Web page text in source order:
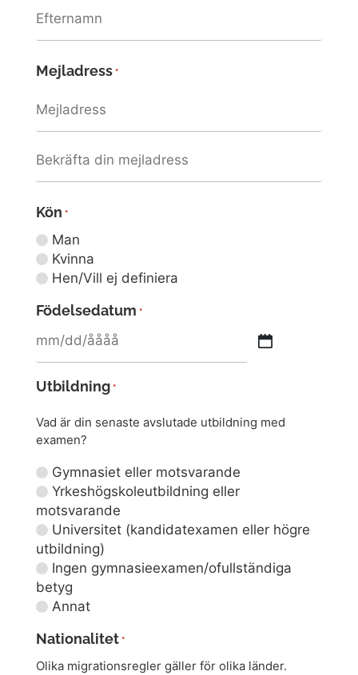
Mejladress *
Kön *
Man
Kvinna
Hen/Vill ej definiera
Födelsedatum *
Utbildning *
Vad är din senaste avslutade utbildning med
examen?
Gymnasiet eller motsvarande
Yrkeshögskoleutbildning eller
motsvarande
Universitet (kandidatexamen eller högre
utbildning)
Ingen gymnasieexamen/ofullständiga
betyg
Annat
Nationalitet *
Olika migrationsregler gäller för olika länder.